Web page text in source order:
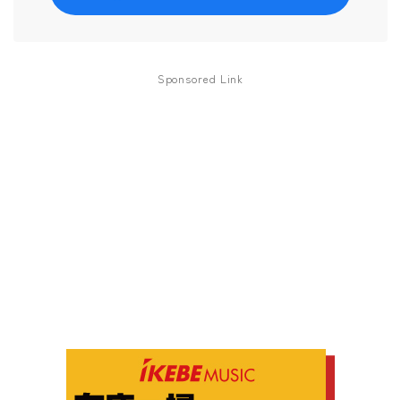
Sponsored Link